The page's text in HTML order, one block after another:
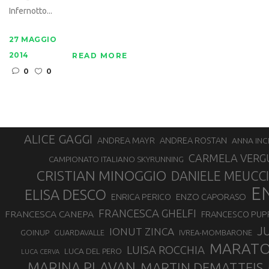
Infernotto...
27 MAGGIO
2014
0
0
READ MORE
ALICE GAGGI ANDREA MAYR ANDREA ROSTAN ANNA
CAMPIONATO ITALIANO SKYRUNNING CARMELA
CRISTIAN MINOGGIO DANIELE MEUCCI
ELISA DESCO ENRICA PERICO ENZO CAPORASO
FRANCESCA CANEPA FRANCESCA GHELFI FRANCESCO
GOINUP GUARDAVALLE IONUT ZINCA IVREA-MOMBARONE
LUCA CERVA LUCA DEL PERO LUISA ROCCHIA